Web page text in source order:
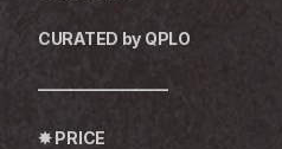
CURATED by QPLO
————————
✸ PRICE